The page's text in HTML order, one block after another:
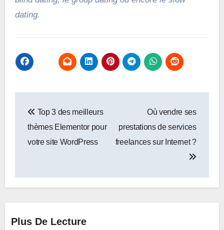
dating.
de
l’article
Top 3 des meilleurs
thèmes Elementor pour
votre site WordPress
Où vendre ses
prestations de services
freelances sur Internet ?
Plus De Lecture